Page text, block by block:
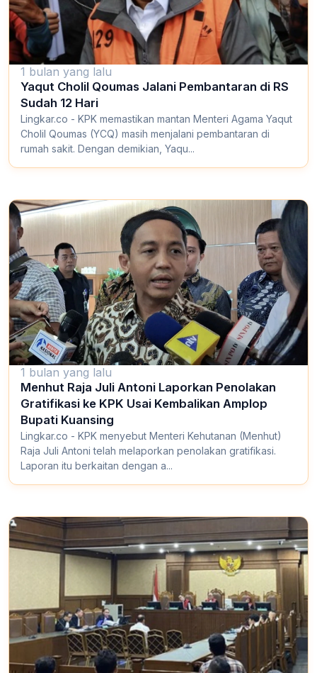
1 bulan yang lalu
Yaqut Cholil Qoumas Jalani Pembantaran di RS
Sudah 12 Hari
Lingkar.co - KPK memastikan mantan Menteri Agama Yaqut
Cholil Qoumas (YCQ) masih menjalani pembantaran di
rumah sakit. Dengan demikian, Yaqu...
1 bulan yang lalu
Menhut Raja Juli Antoni Laporkan Penolakan
Gratifikasi ke KPK Usai Kembalikan Amplop
Bupati Kuansing
Lingkar.co - KPK menyebut Menteri Kehutanan (Menhut)
Raja Juli Antoni telah melaporkan penolakan gratifikasi.
Laporan itu berkaitan dengan a...